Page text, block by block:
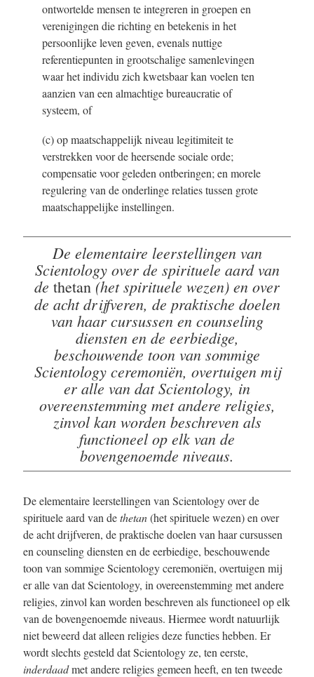
ontwortelde mensen te integreren in groepen en
verenigingen die richting en betekenis in het
persoonlijke leven geven, evenals nuttige
referentiepunten in grootschalige samenlevingen
waar het individu zich kwetsbaar kan voelen ten
aanzien van een almachtige bureaucratie of
systeem, of
(c) op maatschappelijk niveau legitimiteit te
verstrekken voor de heersende sociale orde;
compensatie voor geleden ontberingen; en morele
regulering van de onderlinge relaties tussen grote
maatschappelijke instellingen.
De elementaire leerstellingen van
Scientology over de spirituele aard van
de thetan(het spirituele wezen) en over
de acht drijfveren, de praktische doelen
van haar cursussen en counseling
diensten en de eerbiedige,
beschouwende toon van sommige
Scientology ceremoniën, overtuigen mij
er alle van dat Scientology, in
overeenstemming met andere religies,
zinvol kan worden beschreven als
functioneel op elk van de
bovengenoemde niveaus.
De elementaire leerstellingen van Scientology over de
spirituele aard van dethetan(het spirituele wezen) en over
de acht drijfveren, de praktische doelen van haar cursussen
en counseling diensten en de eerbiedige, beschouwende
toon van sommige Scientology ceremoniën, overtuigen mij
er alle van dat Scientology, in overeenstemming met andere
religies, zinvol kan worden beschreven als functioneel op elk
van de bovengenoemde niveaus. Hiermee wordt natuurlijk
niet beweerd dat alleen religies deze functies hebben. Er
wordt slechts gesteld dat Scientology ze, ten eerste,
inderdaadmet andere religies gemeen heeft, en ten tweede